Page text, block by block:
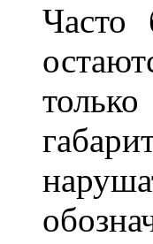
Часто